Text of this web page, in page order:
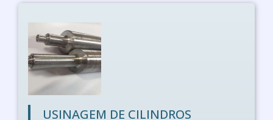
USINAGEM DE CILINDROS